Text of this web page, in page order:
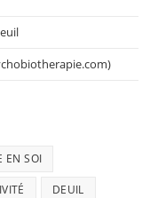
EN SOI
DEUIL